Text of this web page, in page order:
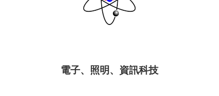
電子、照明、資訊科技